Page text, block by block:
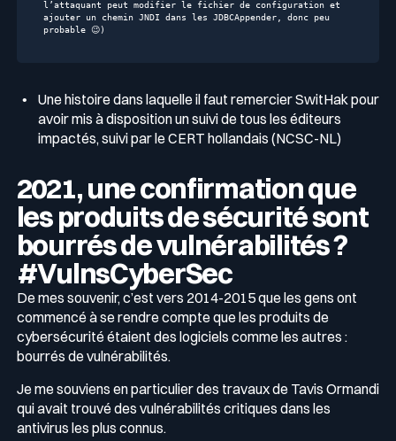
l’attaquant peut modifier le fichier de configuration et
ajouter un chemin JNDI dans les JDBCAppender, donc peu
probable 😉)
Une histoire dans laquelle il faut remercier SwitHak pour
avoir mis à disposition un suivi de tous les éditeurs
impactés, suivi par le CERT hollandais (NCSC-NL)
2021, une confirmation que
les produits de sécurité sont
bourrés de vulnérabilités ?
#VulnsCyberSec
De mes souvenir, c’est vers 2014-2015 que les gens ont
commencé à se rendre compte que les produits de
cybersécurité étaient des logiciels comme les autres :
bourrés de vulnérabilités.
Je me souviens en particulier des travaux de Tavis Ormandi
qui avait trouvé des vulnérabilités critiques dans les
antivirus les plus connus.